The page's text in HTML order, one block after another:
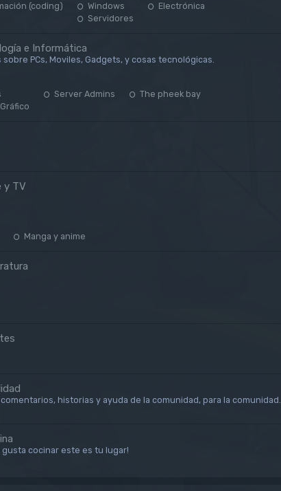
(coding)
Windows
Servidores
Electrónica
e Informática
sobre PCs, Moviles, Gadgets, y cosas tecnológicas.
Server Admins The pheek bay
y TV
Manga y anime
comentarios, historias y ayuda de la comunidad, para la comunidad.
gusta cocinar este es tu lugar!